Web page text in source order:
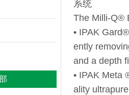
系统
The Milli-Q®
• IPAK Gard®
ently
and a depth
• IPAK Meta
ality